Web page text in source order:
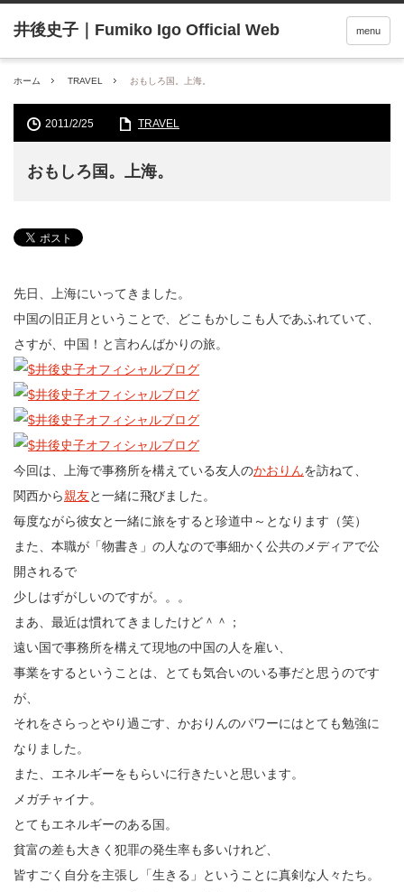
menu
ホーム TRAVEL おもしろ国。上海。
2011/2/25 TRAVEL
おもしろ国。上海。
先日、上海にいってきました。
中国の旧正月ということで、どこもかしこも人であふれていて、
さすが、中国！と言わんばかりの旅。
今回は、上海で事務所を構えている友人のかおりんを訪ねて、
関西から親友と一緒に飛びました。
毎度ながら彼女と一緒に旅をすると珍道中～となります（笑）
また、本職が「物書き」の人なので事細かく公共のメディアで公
開されるで
少しはずがしいのですが。。。
まあ、最近は慣れてきましたけど＾＾；
遠い国で事務所を構えて現地の中国の人を雇い、
事業をするということは、とても気合いのいる事だと思うのです
が、
それをさらっとやり過ごす、かおりんのパワーにはとても勉強に
なりました。
また、エネルギーをもらいに行きたいと思います。
メガチャイナ。
とてもエネルギーのある国。
貧富の差も大きく犯罪の発生率も多いけれど、
皆すごく自分を主張し「生きる」ということに真剣な人々たち。